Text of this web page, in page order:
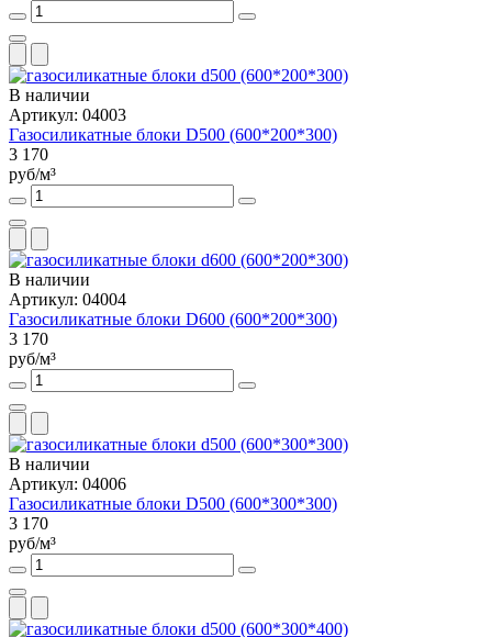
В наличии
Артикул: 04003
Газосиликатные блоки D500 (600*200*300)
3 170
руб/м³
В наличии
Артикул: 04004
Газосиликатные блоки D600 (600*200*300)
3 170
руб/м³
В наличии
Артикул: 04006
Газосиликатные блоки D500 (600*300*300)
3 170
руб/м³